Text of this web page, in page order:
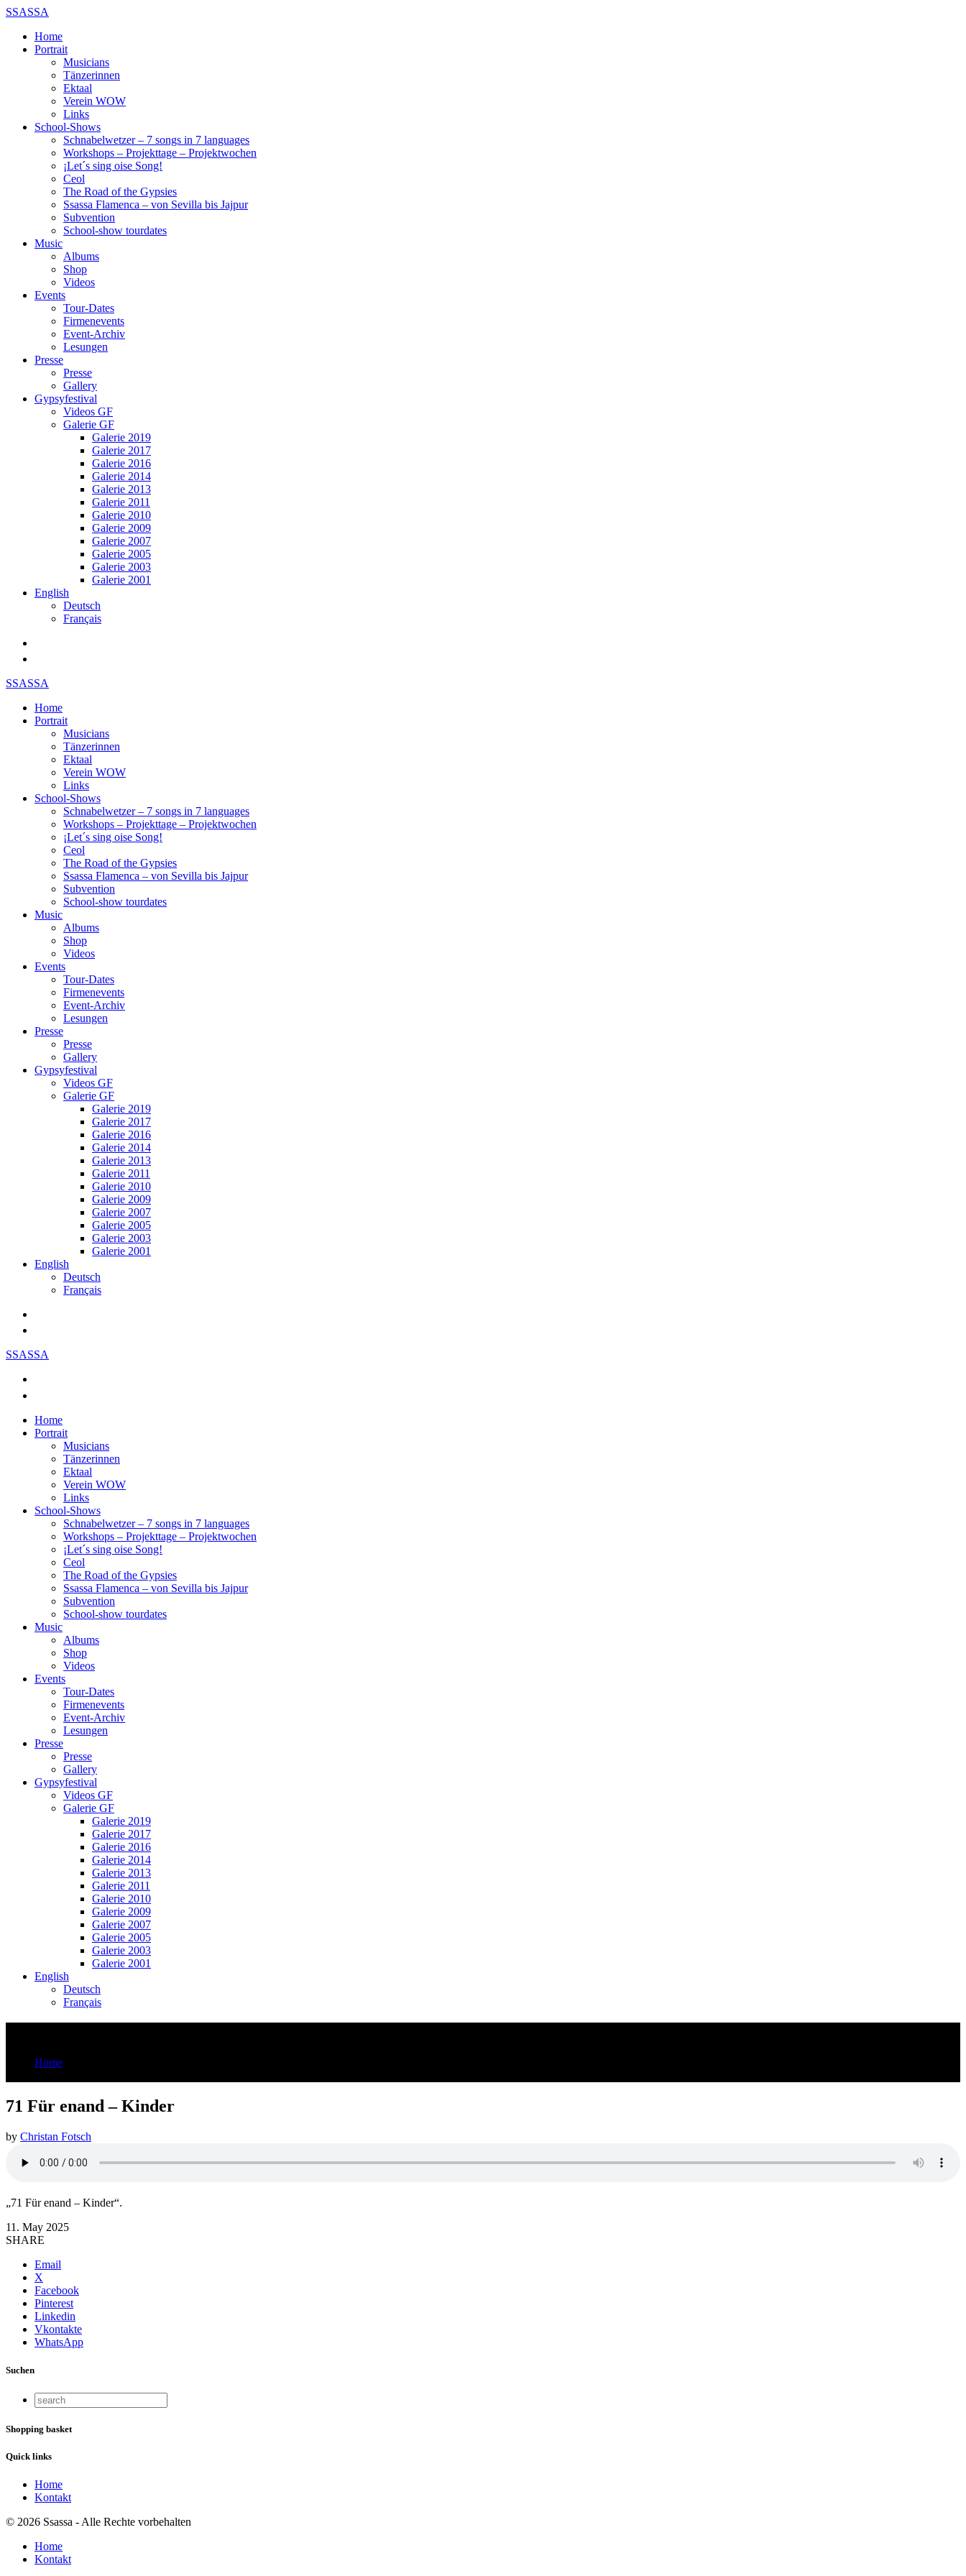
SSASSA
Home
Portrait
Musicians
Tänzerinnen
Ektaal
Verein WOW
Links
School-Shows
Schnabelwetzer – 7 songs in 7 languages
Workshops – Projekttage – Projektwochen
¡Let´s sing oise Song!
Ceol
The Road of the Gypsies
Ssassa Flamenca – von Sevilla bis Jajpur
Subvention
School-show tourdates
Music
Albums
Shop
Videos
Events
Tour-Dates
Firmenevents
Event-Archiv
Lesungen
Presse
Presse
Gallery
Gypsyfestival
Videos GF
Galerie GF
Galerie 2019
Galerie 2017
Galerie 2016
Galerie 2014
Galerie 2013
Galerie 2011
Galerie 2010
Galerie 2009
Galerie 2007
Galerie 2005
Galerie 2003
Galerie 2001
English
Deutsch
Français
SSASSA
Home
Portrait
Musicians
Tänzerinnen
Ektaal
Verein WOW
Links
School-Shows
Schnabelwetzer – 7 songs in 7 languages
Workshops – Projekttage – Projektwochen
¡Let´s sing oise Song!
Ceol
The Road of the Gypsies
Ssassa Flamenca – von Sevilla bis Jajpur
Subvention
School-show tourdates
Music
Albums
Shop
Videos
Events
Tour-Dates
Firmenevents
Event-Archiv
Lesungen
Presse
Presse
Gallery
Gypsyfestival
Videos GF
Galerie GF
Galerie 2019
Galerie 2017
Galerie 2016
Galerie 2014
Galerie 2013
Galerie 2011
Galerie 2010
Galerie 2009
Galerie 2007
Galerie 2005
Galerie 2003
Galerie 2001
English
Deutsch
Français
SSASSA
Home
Portrait
Musicians
Tänzerinnen
Ektaal
Verein WOW
Links
School-Shows
Schnabelwetzer – 7 songs in 7 languages
Workshops – Projekttage – Projektwochen
¡Let´s sing oise Song!
Ceol
The Road of the Gypsies
Ssassa Flamenca – von Sevilla bis Jajpur
Subvention
School-show tourdates
Music
Albums
Shop
Videos
Events
Tour-Dates
Firmenevents
Event-Archiv
Lesungen
Presse
Presse
Gallery
Gypsyfestival
Videos GF
Galerie GF
Galerie 2019
Galerie 2017
Galerie 2016
Galerie 2014
Galerie 2013
Galerie 2011
Galerie 2010
Galerie 2009
Galerie 2007
Galerie 2005
Galerie 2003
Galerie 2001
English
Deutsch
Français
Home
71 Für enand – Kinder
by Christan Fotsch
„71 Für enand – Kinder“.
11. May 2025
SHARE
Email
X
Facebook
Pinterest
Linkedin
Vkontakte
WhatsApp
Suchen
Shopping basket
Quick links
Home
Kontakt
© 2026 Ssassa - Alle Rechte vorbehalten
Home
Kontakt